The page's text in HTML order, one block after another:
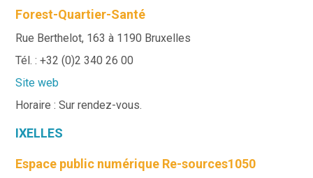
Forest-Quartier-Santé
Rue Berthelot, 163 à 1190 Bruxelles
Tél. : +32 (0)2 340 26 00
Site web
Horaire : Sur rendez-vous.
IXELLES
Espace public numérique Re-sources1050